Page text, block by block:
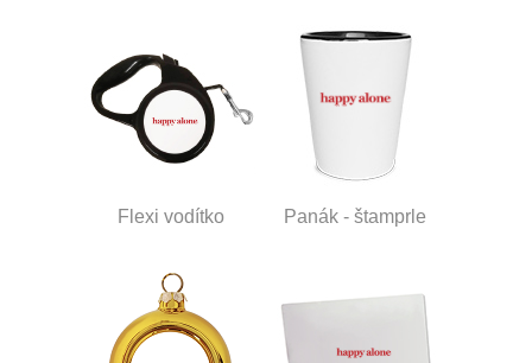
Flexi vodítko Panák - štamprle